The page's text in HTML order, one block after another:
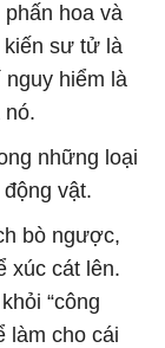
hoa và
kiến sư tử là
hiểm là
những loại
vật.
bò ngược,
xúc cát lên.
“công
làm cho cái